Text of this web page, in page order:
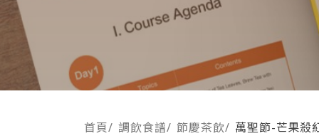
首頁/ 調飲食譜/ 節慶茶飲/ 萬聖節-芒果殺